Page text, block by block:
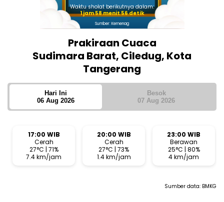
Waktu sholat berikutnya dalam:
1 jam 58 menit 56 detik
Sumber: Kemenag
Prakiraan Cuaca
Sudimara Barat, Ciledug, Kota
Tangerang
Hari Ini
06 Aug 2026
Besok
07 Aug 2026
17:00 WIB
Cerah
27°C | 71%
7.4 km/jam
20:00 WIB
Cerah
27°C | 73%
1.4 km/jam
23:00 WIB
Berawan
25°C | 80%
4 km/jam
Sumber data: BMKG